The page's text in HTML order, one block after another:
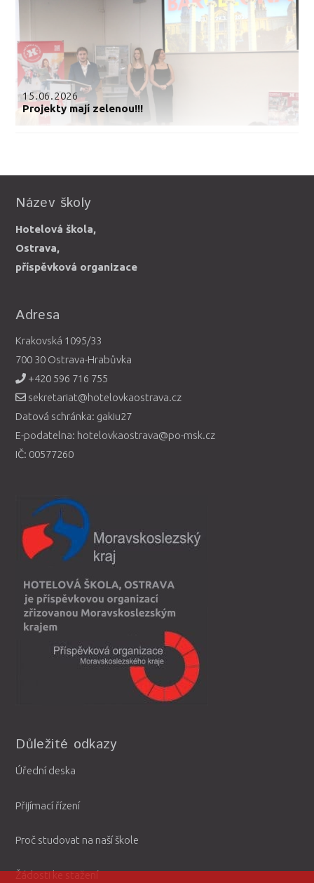
15.06.2026
Projekty mají zelenou!!!
Název školy
Hotelová škola,
Ostrava,
příspěvková organizace
Adresa
Krakovská 1095/33
700 30 Ostrava-Hrabůvka
+420 596 716 755
sekretariat@hotelovkaostrava.cz
Datová schránka: gakiu27
E-podatelna: hotelovkaostrava@po-msk.cz
IČ: 00577260
Důležité odkazy
Úřední deska
Přijímací řízení
Proč studovat na naší škole
Žádosti ke stažení